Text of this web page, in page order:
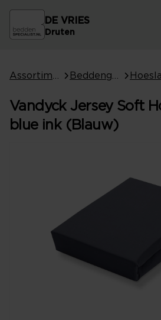
DE VRIES
Druten
Vandyck Jersey Soft
blue ink (Blauw)